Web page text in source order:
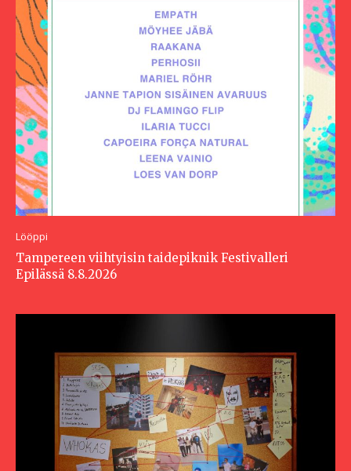
Lööppi
Tampereen viihtyisin taidepiknik Festivalleri
Epilässä 8.8.2026